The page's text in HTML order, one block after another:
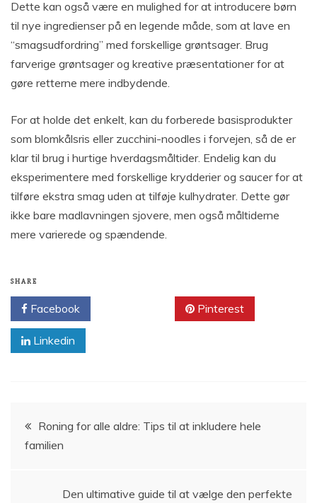
Dette kan også være en mulighed for at introducere børn
til nye ingredienser på en legende måde, som at lave en
“smagsudfordring” med forskellige grøntsager. Brug
farverige grøntsager og kreative præsentationer for at
gøre retterne mere indbydende.
For at holde det enkelt, kan du forberede basisprodukter
som blomkålsris eller zucchini-noodles i forvejen, så de er
klar til brug i hurtige hverdagsmåltider. Endelig kan du
eksperimentere med forskellige krydderier og saucer for at
tilføre ekstra smag uden at tilføje kulhydrater. Dette gør
ikke bare madlavningen sjovere, men også måltiderne
mere varierede og spændende.
SHARE
Facebook Pinterest
Linkedin
Indlægsnavigation
Roning for alle aldre: Tips til at inkludere hele
familien
Den ultimative guide til at vælge den perfekte